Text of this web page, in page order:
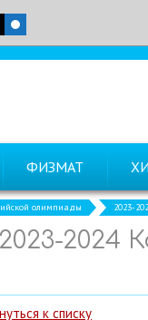
ФИЗМАТ
олимпиады 2023-
2023-2024
к списку